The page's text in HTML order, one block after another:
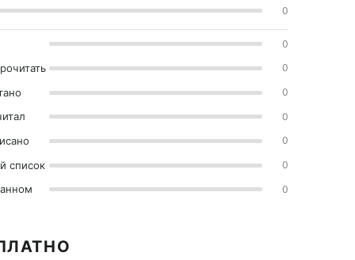
0
0
0
0
0
0
список 0
0